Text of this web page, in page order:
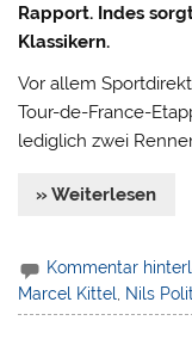
Rapport. Indes
Klassikern.
Vor allem
Tour-de-France-
lediglich zwei
» Weiterlesen
Kommentar
Marcel Kittel Nils